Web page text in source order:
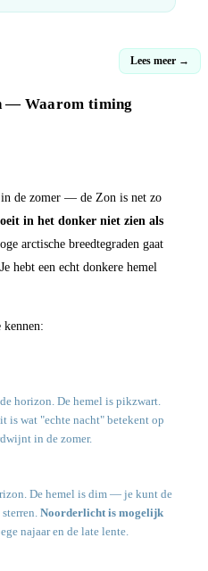
Lees meer →
— Waarom timing
de zomer — de Zon is net zo
in het donker niet zien als
arctische breedtegraden gaat
hebt een echt donkere hemel
horizon. De hemel is pikzwart.
is wat "echte nacht" betekent op
in de zomer.
De hemel is dim — je kunt de
Noorderlicht is mogelijk
najaar en de late lente.